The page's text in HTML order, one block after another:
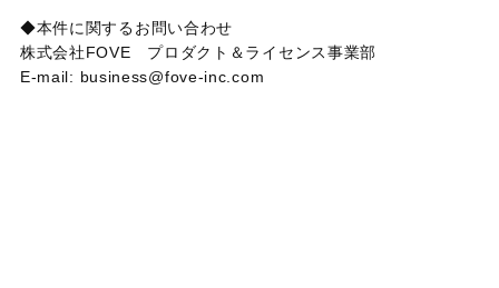
◆本件に関するお問い合わせ
株式会社FOVE プロダクト＆ライセンス事業部
E-mail: business@fove-inc.com